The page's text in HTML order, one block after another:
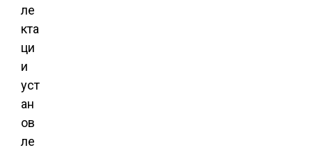
ле
кта
ци
и
уст
ан
ов
ле